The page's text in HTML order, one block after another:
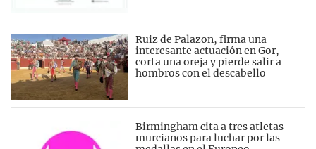
Ruiz de Palazon, firma una
interesante actuación en Gor,
corta una oreja y pierde salir a
hombros con el descabello
Birmingham cita a tres atletas
murcianos para luchar por las